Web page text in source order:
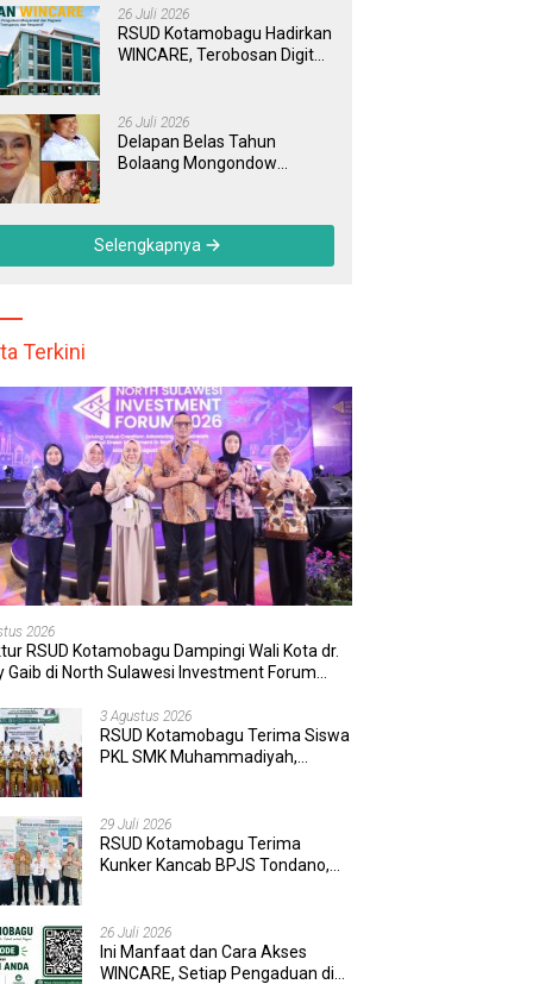
Dipantau Dan Ditangani
dengan Tuntas
26 Juli 2026
RSUD Kotamobagu Hadirkan
WINCARE, Terobosan Digital
yang Cepat, Transparan, dan
Responsif
26 Juli 2026
Delapan Belas Tahun
Bolaang Mongondow
Sebuah Daerah yang
Menolak Tertinggal
Selengkapnya
Terkini
2026
RSUD Kotamobagu Dampingi Wali Kota dr.
Gaib di North Sulawesi Investment Forum
3 Agustus 2026
RSUD Kotamobagu Terima Siswa
PKL SMK Muhammadiyah,
29 Juli 2026
RSUD Kotamobagu Terima
Kunker Kancab BPJS Tondano,
26 Juli 2026
Ini Manfaat dan Cara Akses
WINCARE, Setiap Pengaduan di